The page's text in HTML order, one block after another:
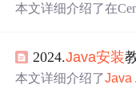
本文详细介绍了在
HP去除nbsp的方法和
2024.Java安装
本文详细介绍了Java